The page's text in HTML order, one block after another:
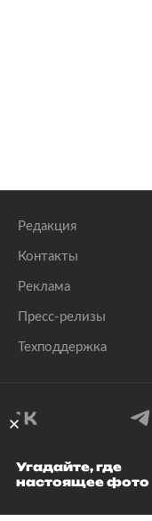
Редакция
Контакты
Реклама
Пресс-релизы
Техподдержка
©
Угадайте, где
настоящее фото